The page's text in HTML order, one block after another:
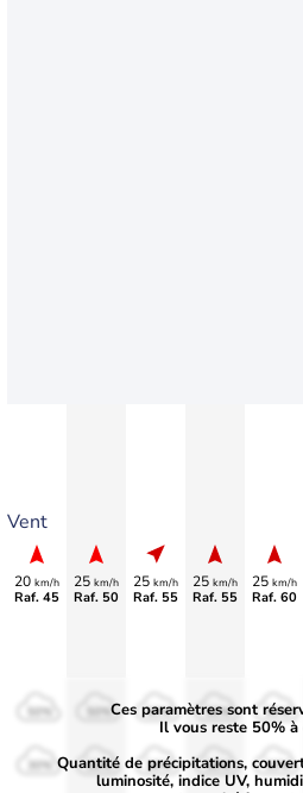
Vent
20 km/h
Raf. 45
25 km/h
Raf. 50
25 km/h
Raf. 55
25 km/h
Raf. 55
25 km/h
Raf. 60
50%
30%
50%
30%
50%
30%
50%
30%
50%
30%
Ces paramètres sont
Il vous reste 50% à
Quantité de précipitations,
luminosité, indice UV,